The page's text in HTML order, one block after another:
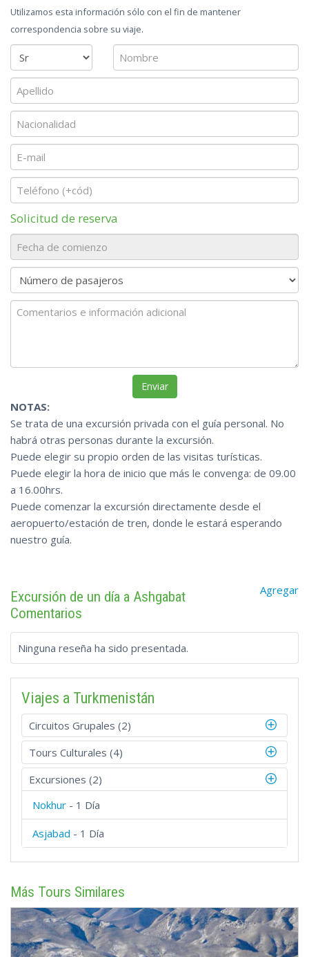
Utilizamos esta información sólo con el fin de mantener
correspondencia sobre su viaje.
Solicitud de reserva
NOTAS:
Se trata de una excursión privada con el guía personal. No
habrá otras personas durante la excursión.
Puede elegir su propio orden de las visitas turísticas.
Puede elegir la hora de inicio que más le convenga: de 09.00
a 16.00hrs.
Puede comenzar la excursión directamente desde el
aeropuerto/estación de tren, donde le estará esperando
nuestro guía.
Agregar
Excursión de un día a Ashgabat
Comentarios
Ninguna reseña ha sido presentada.
Viajes a Turkmenistán
Circuitos Grupales (2)
Tours Culturales (4)
Excursiones (2)
Nokhur - 1 Día
Asjabad - 1 Día
Más Tours Similares